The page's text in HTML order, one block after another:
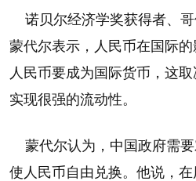
诺贝尔经济学奖获得者、哥
蒙代尔表示，人民币在国际的
人民币要成为国际货币，这
实现很强的流动性。
蒙代尔认为，中国政府需
使人民币自由兑换。他说，